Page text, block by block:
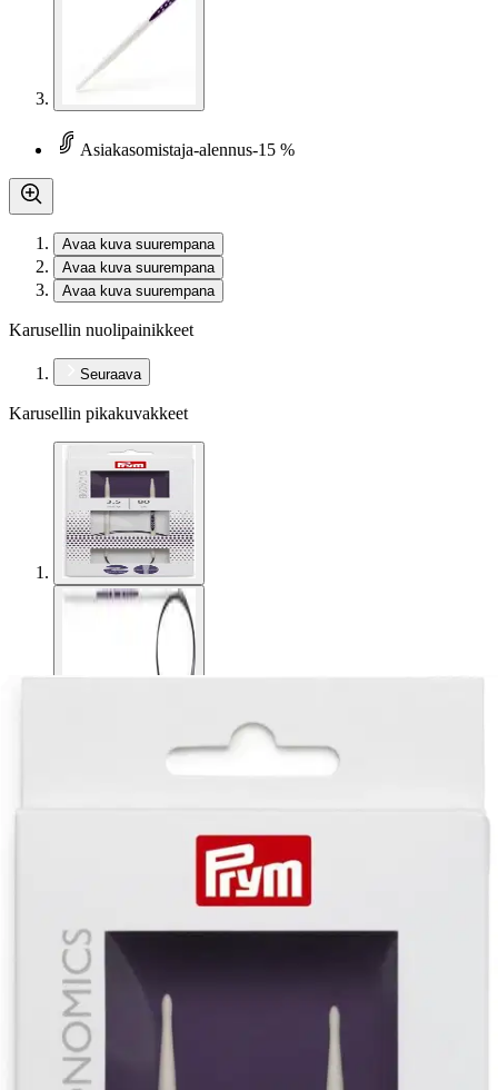
Asiakasomistaja-alennus-15 %
Avaa kuva suurempana
Avaa kuva suurempana
Avaa kuva suurempana
Karusellin nuolipainikkeet
Seuraava
Karusellin pikakuvakkeet
Prym pyöröpuikko
ergonominen 80cm - 3,5 mm
6,76 €